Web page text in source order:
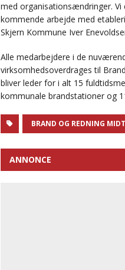
med organisationsændringer.
kommende arbejde med
Skjern Kommune Iver
Alle medarbejdere i de
virksomhedsoverdrages til
bliver leder for i alt 15
kommunale brandstationer og
BRAND OG REDNING
ANNONCE